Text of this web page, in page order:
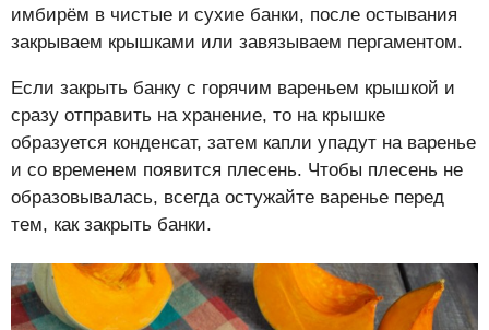
имбирём в чистые и сухие банки, после остывания
закрываем крышками или завязываем пергаментом.
Если закрыть банку с горячим вареньем крышкой и
сразу отправить на хранение, то на крышке
образуется конденсат, затем капли упадут на варенье
и со временем появится плесень. Чтобы плесень не
образовывалась, всегда остужайте варенье перед
тем, как закрыть банки.